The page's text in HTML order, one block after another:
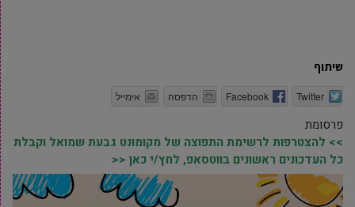
שיתוף
Twitter
Facebook הדפסה אימייל
פרסומת
>> להצטרפות לרשימת התפוצה של מקומונט גבעת שמואל וקבלת
כל העדכונים ראשונים בווטסאפ, לחץ/י כאן <<